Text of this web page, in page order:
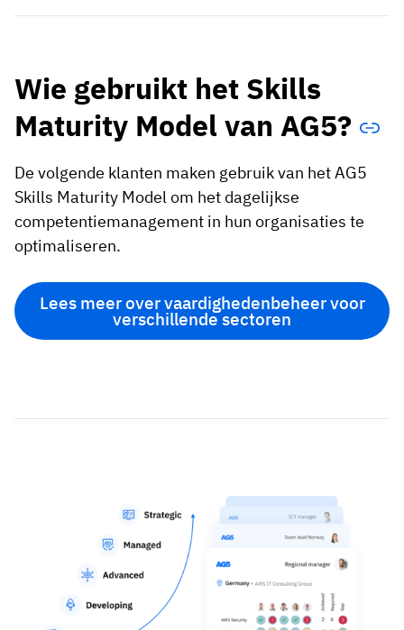
Wie gebruikt het Skills
Maturity Model van AG5?
De volgende klanten maken gebruik van het AG5
Skills Maturity Model om het dagelijkse
competentiemanagement in hun organisaties te
optimaliseren.
Lees meer over vaardighedenbeheer voor
verschillende sectoren